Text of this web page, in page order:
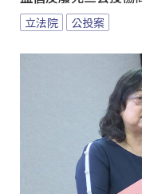
立法院 公投案